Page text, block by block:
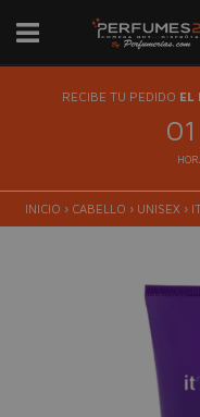
RECIBE TU PEDIDO EL
01
INICIO › CABELLO › UNISEX ›